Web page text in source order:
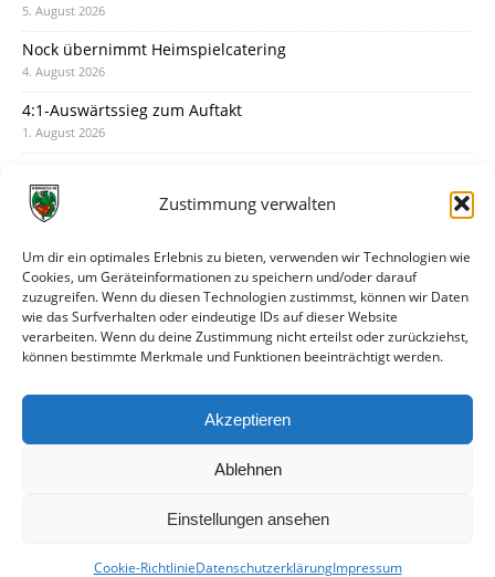
Zustimmung verwalten
Um dir ein optimales Erlebnis zu bieten, verwenden wir Technologien wie
Cookies, um Geräteinformationen zu speichern und/oder darauf
zuzugreifen. Wenn du diesen Technologien zustimmst, können wir Daten
wie das Surfverhalten oder eindeutige IDs auf dieser Website
verarbeiten. Wenn du deine Zustimmung nicht erteilst oder zurückziehst,
können bestimmte Merkmale und Funktionen beeinträchtigt werden.
Akzeptieren
Ablehnen
Einstellungen ansehen
Cookie-RichtlinieDatenschutzerklärungImpressum
5. August 2026
Nock übernimmt Heimspielcatering
4. August 2026
4:1-Auswärtssieg zum Auftakt
1. August 2026
31. Juli 2026
30. Juli 2026
Deine Spielminute: 89+1
28. Juli 2026
Neuer Rückensponsor
Neue Podcast-Folge: So tickt Björn!
27. Juli 2026